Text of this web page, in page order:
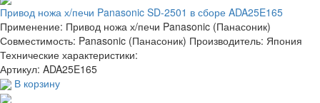
Привод ножа х/печи Panasonic SD-2501 в сборе ADA25E165
Применение: Привод ножа х/печи Panasonic (Панасоник)
Совместимость: Panasonic (Панасоник) Производитель: Япония
Технические характеристики:
Артикул: ADA25E165
В корзину